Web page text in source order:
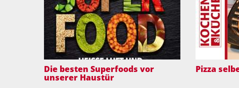
Die besten Superfoods vor
unserer Haustür
Pizza